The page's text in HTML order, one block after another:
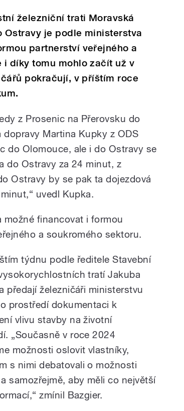
železniční trati Moravská
Ostravy je podle ministerstva
partnerství veřejného a
i díky tomu mohlo začít už v
pokračují, v příštím roce
z Prosenic na Přerovsku do
Martina Kupky z ODS
do Olomouce, ale i do Ostravy se
do Ostravy za 24 minut, z
Ostravy by se pak ta dojezdová
uvedl Kupka.
financovat i formou
a soukromého sektoru.
týdnu podle ředitele Stavební
tratí Jakuba
předají železničáři ministerstvu
prostředí dokumentaci k
vlivu stavby na životní
„Současně v roce 2024
možnosti oslovit vlastníky,
s nimi debatovali o možnosti
samozřejmě, aby měli co největší
zmínil Bazgier.